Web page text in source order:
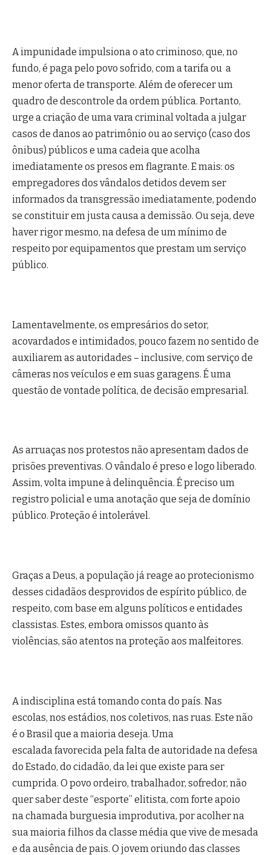
A impunidade impulsiona o ato criminoso, que, no
fundo, é paga pelo povo sofrido, com a tarifa ou a
menor oferta de transporte. Além de oferecer um
quadro de descontrole da ordem pública. Portanto,
urge a criação de uma vara criminal voltada a julgar
casos de danos ao patrimônio ou ao serviço (caso dos
ônibus) públicos e uma cadeia que acolha
imediatamente os presos em flagrante. E mais: os
empregadores dos vândalos detidos devem ser
informados da transgressão imediatamente, podendo
se constituir em justa causa a demissão. Ou seja, deve
haver rigor mesmo, na defesa de um mínimo de
respeito por equipamentos que prestam um serviço
público.
Lamentavelmente, os empresários do setor,
acovardados e intimidados, pouco fazem no sentido de
auxiliarem as autoridades – inclusive, com serviço de
câmeras nos veículos e em suas garagens. É uma
questão de vontade política, de decisão empresarial.
As arruaças nos protestos não apresentam dados de
prisões preventivas. O vândalo é preso e logo liberado.
Assim, volta impune à delinquência. É preciso um
registro policial e uma anotação que seja de domínio
público. Proteção é intolerável.
Graças a Deus, a população já reage ao protecionismo
desses cidadãos desprovidos de espírito público, de
respeito, com base em alguns políticos e entidades
classistas. Estes, embora omissos quanto às
violências, são atentos na proteção aos malfeitores.
A indisciplina está tomando conta do país. Nas
escolas, nos estádios, nos coletivos, nas ruas. Este não
é o Brasil que a maioria deseja. Uma
escalada favorecida pela falta de autoridade na defesa
do Estado, do cidadão, da lei que existe para ser
cumprida. O povo ordeiro, trabalhador, sofredor, não
quer saber deste “esporte” elitista, com forte apoio
na chamada burguesia improdutiva, por acolher na
sua maioria filhos da classe média que vive de mesada
e da ausência de pais. O jovem oriundo das classes